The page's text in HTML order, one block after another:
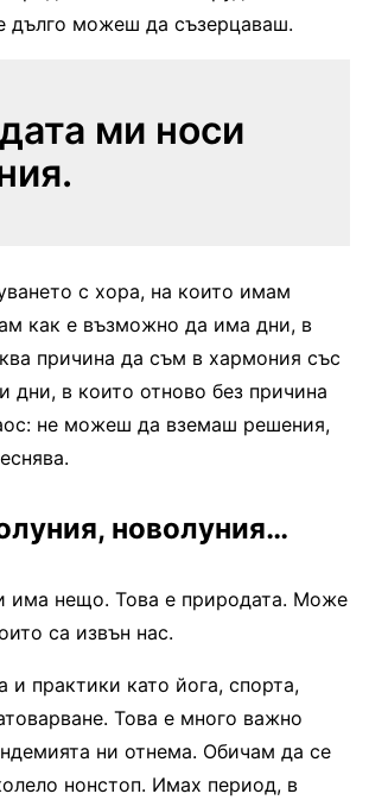
дълго можеш да съзерцаваш.
ми носи
с хора, на които имам
как е възможно да има дни, в
причина да съм в хармония със
дни, в които отново без причина
не можеш да вземаш решения,
новолуния…
има нещо. Това е природата. Може
са извън нас.
и практики като йога, спорта,
Това е много важно
ни отнема. Обичам да се
нонстоп. Имах период, в